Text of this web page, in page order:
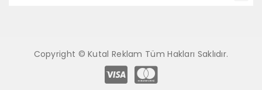
Copyright © Kutal Reklam Tüm Hakları Saklıdır.